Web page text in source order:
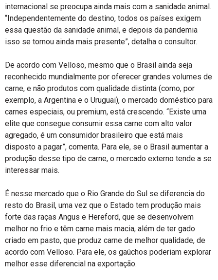
internacional se preocupa ainda mais com a sanidade animal.
“Independentemente do destino, todos os países exigem
essa questão da sanidade animal, e depois da pandemia
isso se tornou ainda mais presente”, detalha o consultor.
De acordo com Velloso, mesmo que o Brasil ainda seja
reconhecido mundialmente por oferecer grandes volumes de
carne, e não produtos com qualidade distinta (como, por
exemplo, a Argentina e o Uruguai), o mercado doméstico para
carnes especiais, ou premium, está crescendo. “Existe uma
elite que consegue consumir essa carne com alto valor
agregado, é um consumidor brasileiro que está mais
disposto a pagar”, comenta. Para ele, se o Brasil aumentar a
produção desse tipo de carne, o mercado externo tende a se
interessar mais.
É nesse mercado que o Rio Grande do Sul se diferencia do
resto do Brasil, uma vez que o Estado tem produção mais
forte das raças Angus e Hereford, que se desenvolvem
melhor no frio e têm carne mais macia, além de ter gado
criado em pasto, que produz carne de melhor qualidade, de
acordo com Velloso. Para ele, os gaúchos poderiam explorar
melhor esse diferencial na exportação.